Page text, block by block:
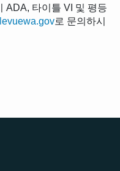
ADA, 타이틀 VI 및 평등
로 문의하시